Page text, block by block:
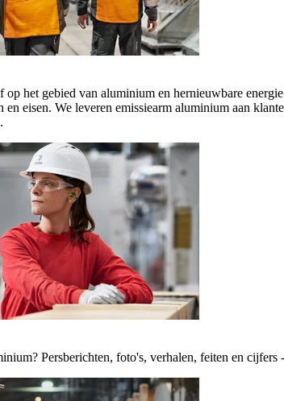
het gebied van aluminium en hernieuwbare
eisen. We leveren emissiearm aluminium aan
Persberichten, foto's, verhalen, feiten en